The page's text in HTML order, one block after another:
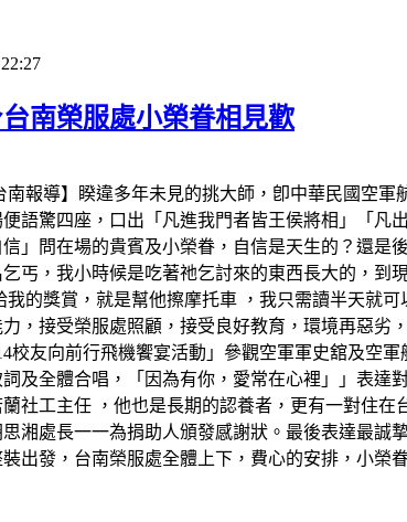
22:27
南榮服處小榮眷相見歡
南報導】睽違多年未見的挑大師，卽中華民國空
語驚四座，口出「凡進我門者皆王侯將相」「凡
」問在場的貴賓及小榮眷，自信是天生的？還
丐，我小時候是吃著祂乞討來的東西長大的，
我的獎賞，就是幫他擦摩托車 ，我只需讀半天就
，接受榮服處照顧，接受良好教育，環境再惡劣
校友向前行飛機饗宴活動」參觀空軍軍史舘及空
及全體合唱，「因為有你，愛常在心裡」」表
社工主任 ，他也是長期的認養者，更有一對住
湘處長一一為捐助人頒發感謝狀。最後表達最
出發，台南榮服處全體上下，費心的安排，小榮